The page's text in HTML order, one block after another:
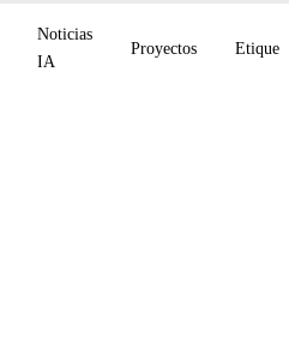
Noticias
IA
Proyectos